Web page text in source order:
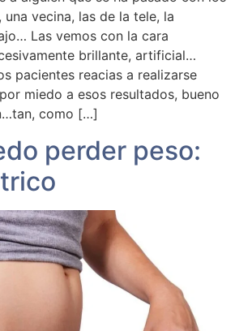
una vecina, las de la tele, la
Las vemos con la cara
brillante, artificial…
pacientes reacias a realizarse
miedo a esos resultados, bueno
como […]
perder peso: